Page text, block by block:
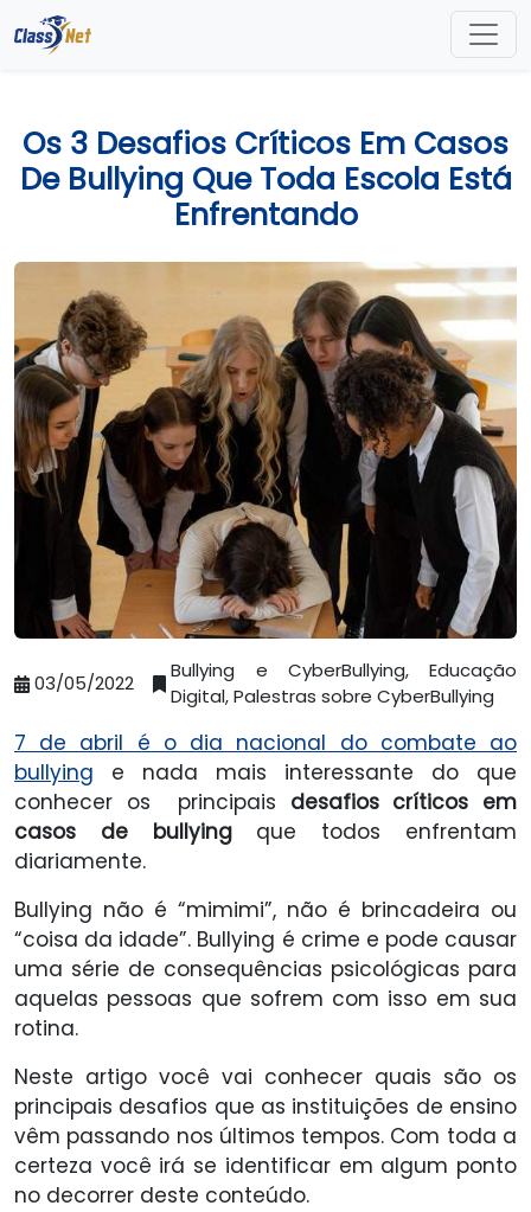
Os 3 Desafios Críticos Em Casos
De Bullying Que Toda Escola Está
Enfrentando
03/05/2022
Bullying e CyberBullying, Educação
Digital, Palestras sobre CyberBullying
7 de abril é o dia nacional do combate ao
bullying e nada mais interessante do que
conhecer os principais desafios críticos em
casos de bullyingque todos enfrentam
diariamente.
Bullying não é “mimimi”, não é brincadeira ou
“coisa da idade”. Bullying é crime e pode causar
uma série de consequências psicológicas para
aquelas pessoas que sofrem com isso em sua
rotina.
Neste artigo você vai conhecer quais são os
principais desafios que as instituições de ensino
vêm passando nos últimos tempos. Com toda a
certeza você irá se identificar em algum ponto
no decorrer deste conteúdo.